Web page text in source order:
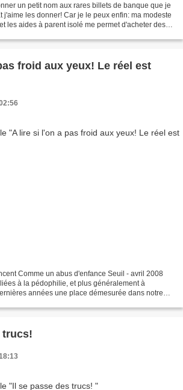
un petit nom aux rares billets de banque que je
j'aime les donner! Car je le peux enfin: ma modeste
les aides à parent isolé me permet d'acheter des
froid aux yeux! Le réel est
Comme un abus d'enfance Seuil - avril 2008
à la pédophilie, et plus généralement à
années une place démesurée dans notre
trucs!